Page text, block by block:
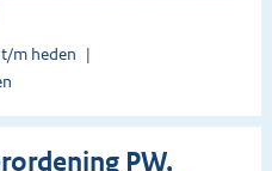
m heden
PW,